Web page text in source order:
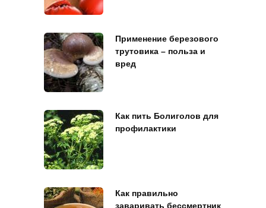
Применение березового
трутовика – польза и
вред
Как пить Болиголов для
профилактики
Как правильно
заваривать бессмертник